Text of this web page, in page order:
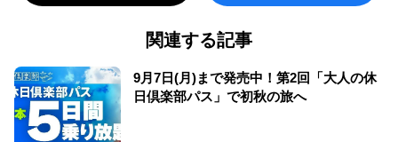
関連する記事
9月7日(月)まで発売中！第2回「大人の休
日倶楽部パス」で初秋の旅へ